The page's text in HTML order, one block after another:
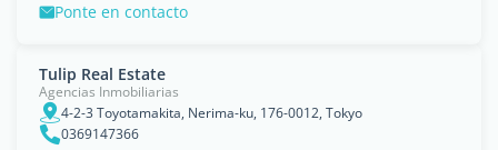
Ponte en contacto
Tulip Real Estate
Agencias Inmobiliarias
4-2-3 Toyotamakita, Nerima-ku, 176-0012, Tokyo
0369147366